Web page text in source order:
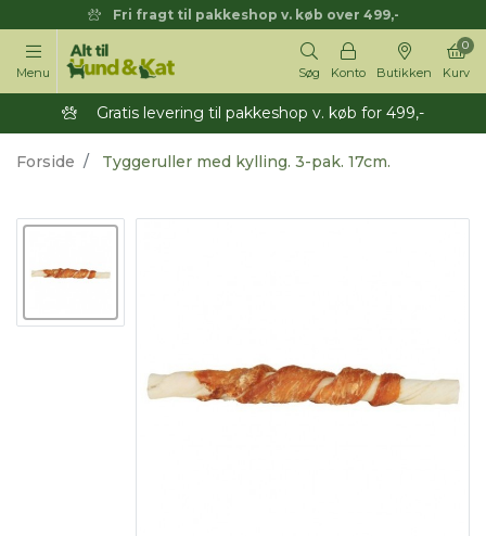
Fri fragt til pakkeshop v. køb over 499,-
Menu Søg Konto Butikken Kurv
0
Gratis levering til pakkeshop v. køb for 499,-
Forside Tyggeruller med kylling. 3-pak. 17cm.